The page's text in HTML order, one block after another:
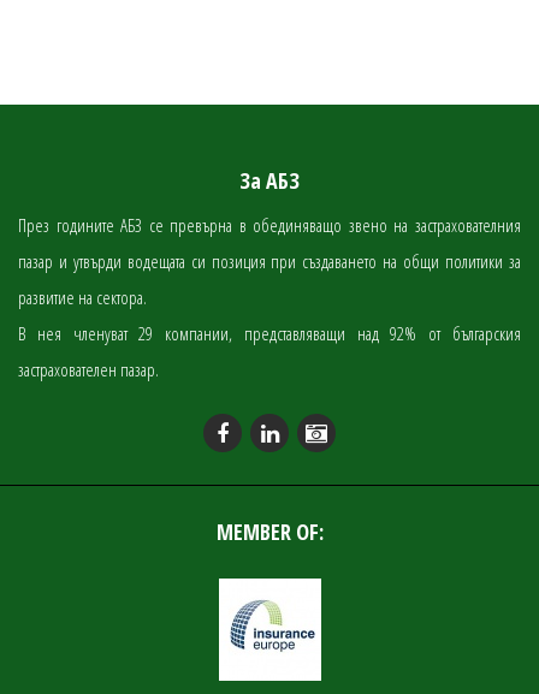
За АБЗ
През годините АБЗ се превърна в обединяващо звено на застрахователния
пазар и утвърди водещата си позиция при създаването на общи политики за
развитие на сектора.
В нея членуват 29 компании, представляващи над 92% от българския
застрахователен пазар.
MEMBER OF: